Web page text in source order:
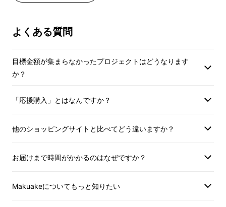
よくある質問
目標金額が集まらなかったプロジェクトはどうなります
か？
「応援購入」とはなんですか？
他のショッピングサイトと比べてどう違いますか？
お届けまで時間がかかるのはなぜですか？
Makuakeについてもっと知りたい